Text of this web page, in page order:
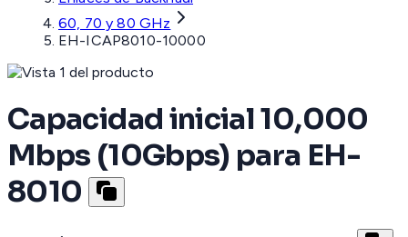
60, 70 y 80 GHz
EH-ICAP8010-10000
Capacidad inicial 10,000
Mbps (10Gbps) para EH-
8010